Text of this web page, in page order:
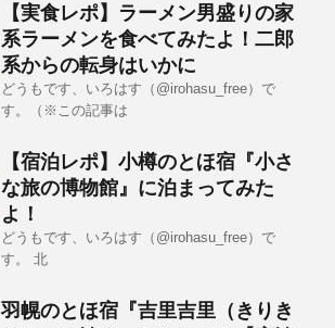
【実食レポ】ラーメン男盛りの家
系ラーメンを食べてみたよ！二郎
系からの転身はいかに
どうもです、いろはす（@irohasu_free）で
す。（※この記事は
【宿泊レポ】小樽のとほ宿『小さ
な旅の博物館』に泊まってみた
よ！
どうもです、いろはす（@irohasu_free）で
す。 北
羽幌のとほ宿『吉里吉里（きりき